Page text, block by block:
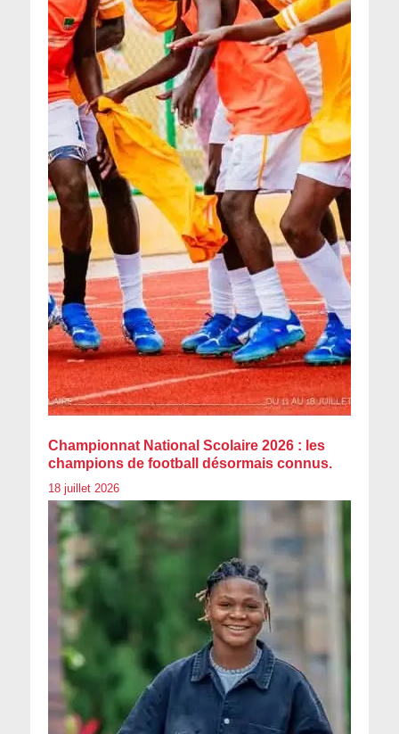
Championnat National Scolaire 2026 : les
champions de football désormais connus.
18 juillet 2026